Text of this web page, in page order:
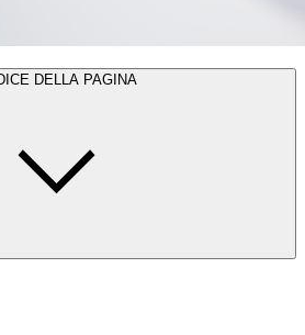
DELLA PAGINA